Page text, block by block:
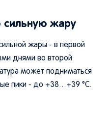
жару
жары - в первой
днями во второй
может подниматься
пики - до +38…+39 °C.